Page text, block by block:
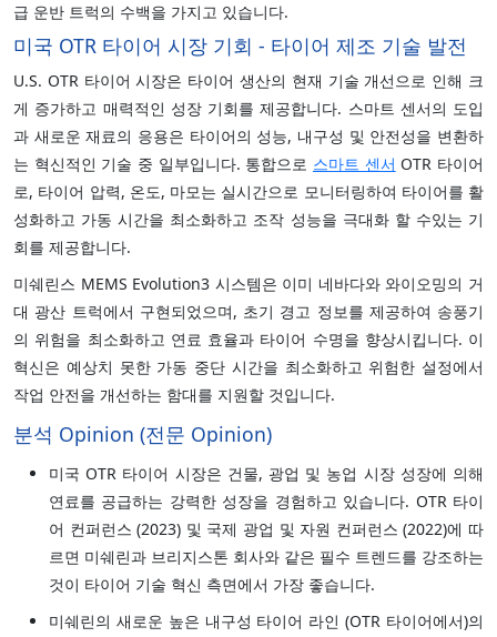
급 운반 트럭의 수백을 가지고 있습니다.
미국 OTR 타이어 시장 기회 - 타이어 제조 기술 발전
U.S. OTR 타이어 시장은 타이어 생산의 현재 기술 개선으로 인해 크
게 증가하고 매력적인 성장 기회를 제공합니다. 스마트 센서의 도입
과 새로운 재료의 응용은 타이어의 성능, 내구성 및 안전성을 변환하
는 혁신적인 기술 중 일부입니다. 통합으로 스마트 센서 OTR 타이어
로, 타이어 압력, 온도, 마모는 실시간으로 모니터링하여 타이어를 활
성화하고 가동 시간을 최소화하고 조작 성능을 극대화 할 수있는 기
회를 제공합니다.
미쉐린스 MEMS Evolution3 시스템은 이미 네바다와 와이오밍의 거
대 광산 트럭에서 구현되었으며, 초기 경고 정보를 제공하여 송풍기
의 위험을 최소화하고 연료 효율과 타이어 수명을 향상시킵니다. 이
혁신은 예상치 못한 가동 중단 시간을 최소화하고 위험한 설정에서
작업 안전을 개선하는 함대를 지원할 것입니다.
분석 Opinion (전문 Opinion)
미국 OTR 타이어 시장은 건물, 광업 및 농업 시장 성장에 의해
연료를 공급하는 강력한 성장을 경험하고 있습니다. OTR 타이
어 컨퍼런스 (2023) 및 국제 광업 및 자원 컨퍼런스 (2022)에 따
르면 미쉐린과 브리지스톤 회사와 같은 필수 트렌드를 강조하는
것이 타이어 기술 혁신 측면에서 가장 좋습니다.
미쉐린의 새로운 높은 내구성 타이어 라인 (OTR 타이어에서)의